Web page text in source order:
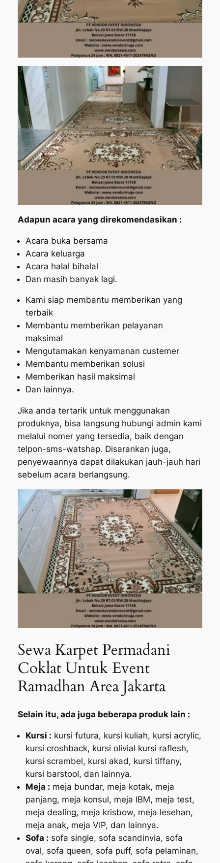
Adapun acara yang direkomendasikan :
Acara buka bersama
Acara keluarga
Acara halal bihalal
Dan masih banyak lagi.
Kami siap membantu memberikan yang
terbaik
Membantu memberikan pelayanan
maksimal
Mengutamakan kenyamanan custemer
Membantu memberikan solusi
Memberikan hasil maksimal
Dan lainnya.
Jika anda tertarik untuk menggunakan
produknya, bisa langsung hubungi admin kami
melalui nomer yang tersedia, baik dengan
telpon-sms-watshap. Disarankan juga,
penyewaannya dapat dilakukan jauh-jauh hari
sebelum acara berlangsung.
Sewa Karpet Permadani
Coklat Untuk Event
Ramadhan Area Jakarta
Selain itu, ada juga beberapa produk lain :
Kursi : kursi futura, kursi kuliah, kursi acrylic,
kursi croshback, kursi olivial kursi raflesh,
kursi scrambel, kursi akad, kursi tiffany,
kursi barstool, dan lainnya.
Meja : meja bundar, meja kotak, meja
panjang, meja konsul, meja IBM, meja test,
meja dealing, meja krisbow, meja lesehan,
meja anak, meja VIP, dan lainnya.
Sofa : sofa single, sofa scandinvia, sofa
oval, sofa queen, sofa puff, sofa pelaminan,